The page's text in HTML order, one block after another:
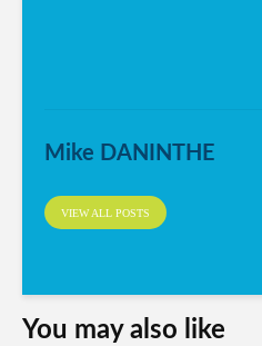
Mike DANINTHE
VIEW ALL POSTS
You may also like